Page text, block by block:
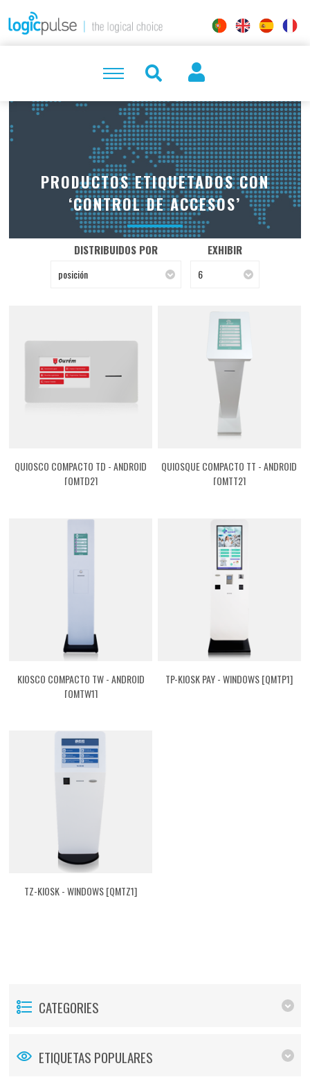
PRODUCTOS ETIQUETADOS CON
‘CONTROL DE ACCESOS’
DISTRIBUIDOS POR
posición
EXHIBIR
6
QUIOSCO COMPACTO TD - ANDROID
[QMTD2]
QUIOSQUE COMPACTO TT - ANDROID
[QMTT2]
KIOSCO COMPACTO TW - ANDROID
[QMTW1]
TP-KIOSK PAY - WINDOWS [QMTP1]
TZ-KIOSK - WINDOWS [QMTZ1]
CATEGORIES
ETIQUETAS POPULARES